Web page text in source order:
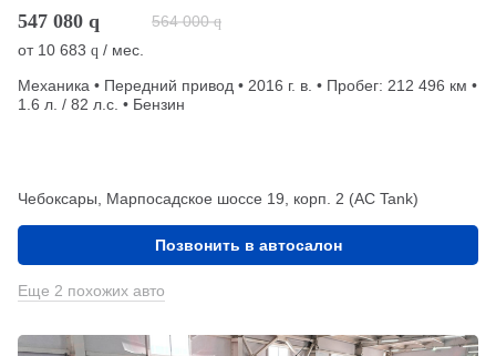
547 080 q 564 000 q
от 10 683 q / мес.
Механика • Передний привод • 2016 г. в. • Пробег: 212 496 км •
1.6 л. / 82 л.с. • Бензин
Чебоксары, Марпосадское шоссе 19, корп. 2 (АС Tank)
Позвонить в автосалон
Еще 2 похожих авто